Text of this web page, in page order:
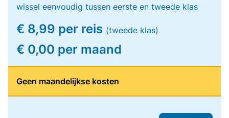
wissel eenvoudig tussen eerste en tweede klas
€ 8,99 per reis (tweede klas)
€ 0,00 per maand
Geen maandelijkse kosten